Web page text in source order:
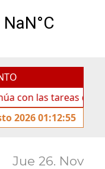
tareas de
2026 01:12:55
Jue 26. Nov